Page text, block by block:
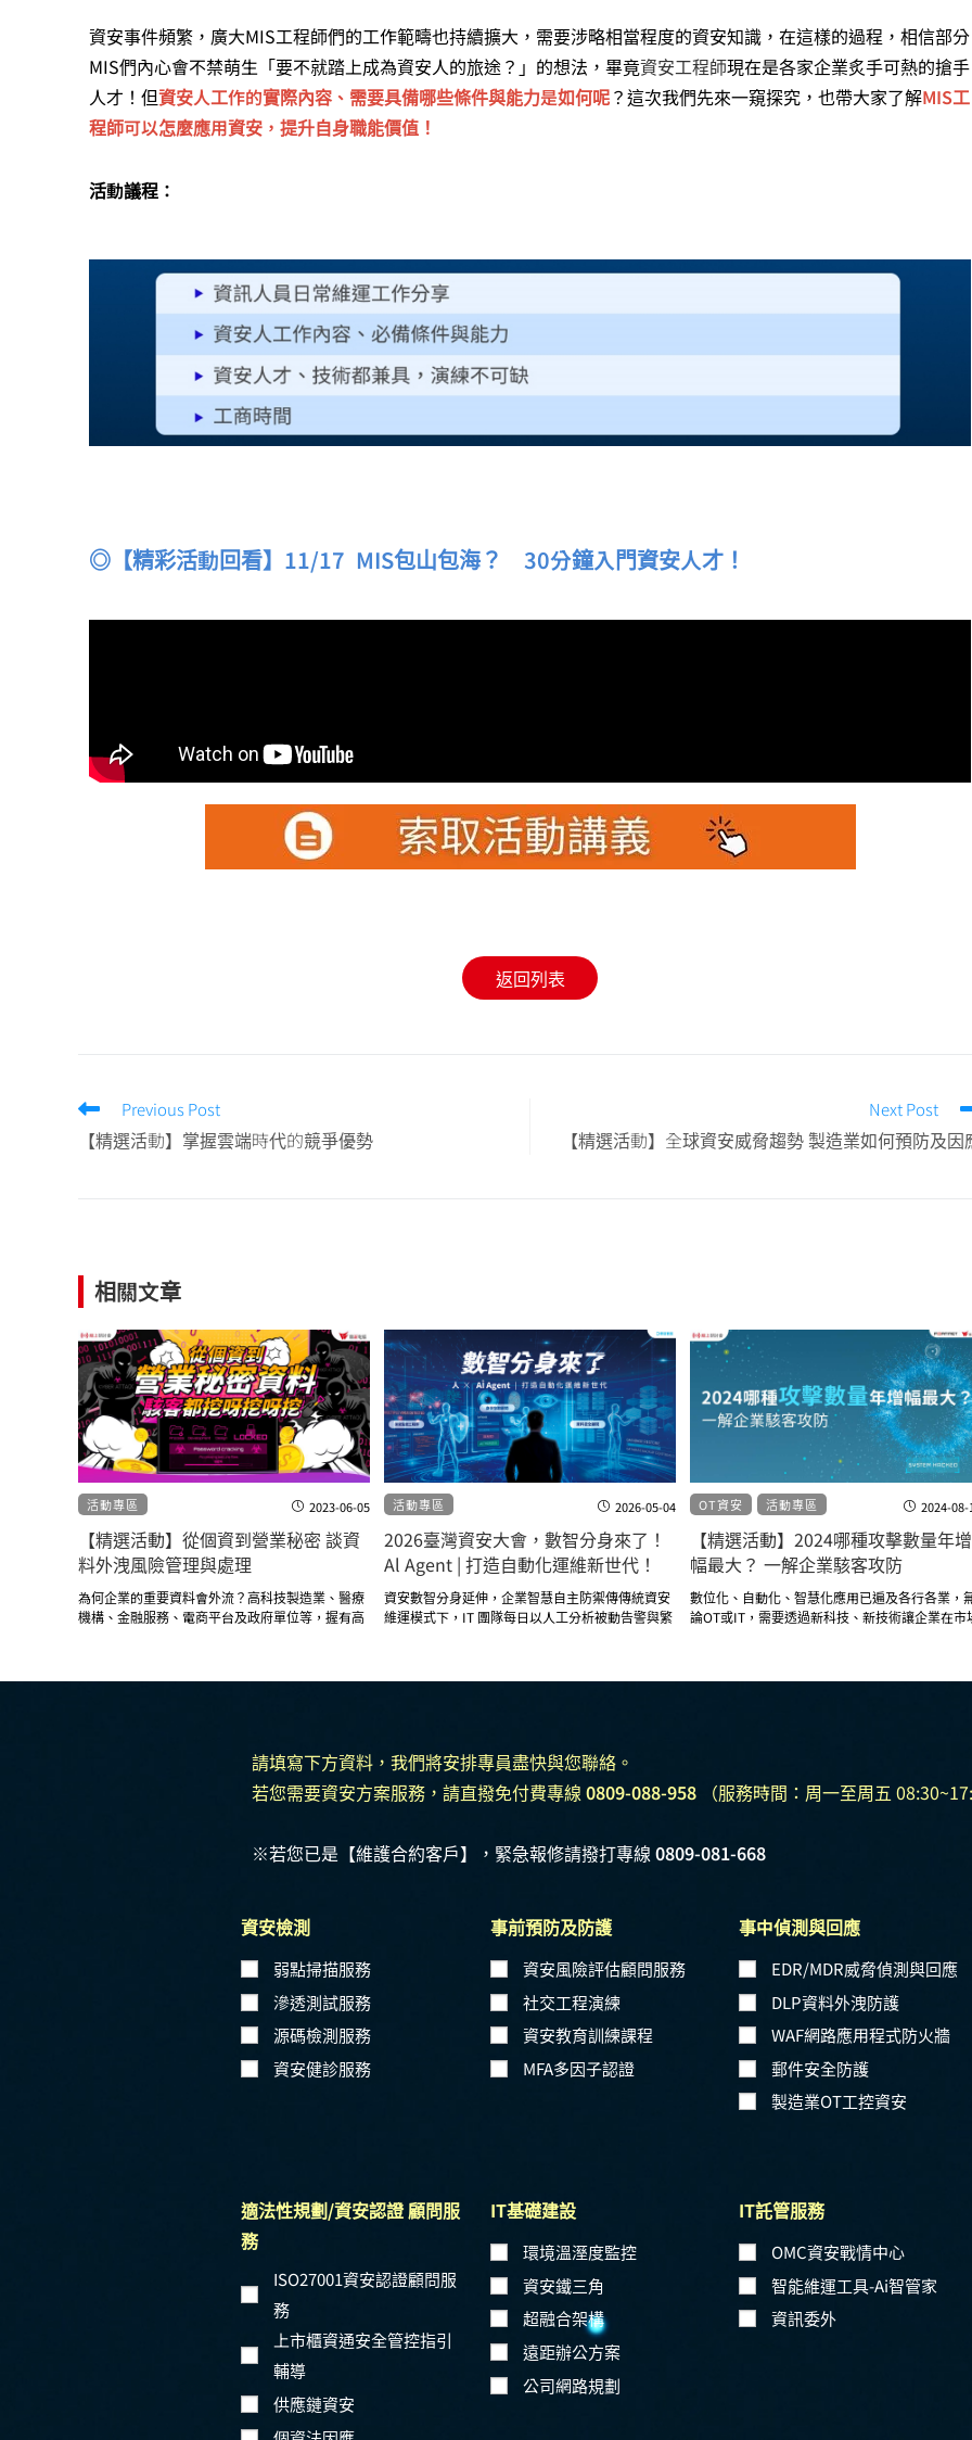
資安事件頻繁，廣大MIS工程師們的工作範疇也持續擴大，需要涉略相當程度的資安知識，在這樣的過程，相信部分
MIS們內心會不禁萌生「要不就踏上成為資安人的旅途？」的想法，畢竟資安工程師現在是各家企業炙手可熱的搶手
人才！但資安人工作的實際內容、需要具備哪些條件與能力是如何呢？這次我們先來一窺探究，也帶大家了解MIS工
程師可以怎麼應用資安，提升自身職能價值！
活動議程：
◎【精彩活動回看】11/17 MIS包山包海？ 30分鐘入門資安人才！
返回列表
Previous Post
【精選活動】掌握雲端時代的競爭優勢
Next Post
【精選活動】全球資安威脅趨勢 製造業如何預防及因
相關文章
活動專區 2023-06-05
【精選活動】從個資到營業秘密 談資
料外洩風險管理與處理
為何企業的重要資料會外流？高科技製造業、醫療
機構、金融服務、電商平台及政府單位等，握有高
活動專區
資安風險
2026-05-04
2026臺灣資安大會，數智分身來了！
Al Agent | 打造自動化運維新世代！
資安數智分身延伸，企業智慧自主防禦傳傳統資安
維運模式下，IT 團隊每日以人工分析被動告警與繁
OT資安 活動專區 2024-08-
【精選活動】2024哪種攻擊數量年增
幅最大？ 一解企業駭客攻防
數位化、自動化、智慧化應用已遍及各行各業，
論OT或IT，需要透過新科技、新技術讓企業在市
請填寫下方資料，我們將安排專員盡快與您聯絡。
若您需要資安方案服務，請直撥免付費專線 0809-088-958 （服務時間：周一至周五
※若您已是【維護合約客戶】，緊急報修請撥打專線 0809-081-668
資安檢測
弱點掃描服務
滲透測試服務
源碼檢測服務
資安健診服務
事前預防及防護
資安風險評估顧問服務
社交工程演練
資安教育訓練課程
MFA多因子認證
事中偵測與回應
EDR/MDR威脅偵測與回應
DLP資料外洩防護
WAF網路應用程式防火牆
郵件安全防護
製造業OT工控資安
適法性規劃/資安認證 顧問服
務
ISO27001資安認證顧問服
務
上市櫃資通安全管控指引
輔導
供應鏈資安
IT基礎建設
環境溫溼度監控
資安鐵三角
超融合架構
遠距辦公方案
公司網路規劃
IT託管服務
OMC資安戰情中心
智能維運工具-Ai智管家
資訊委外